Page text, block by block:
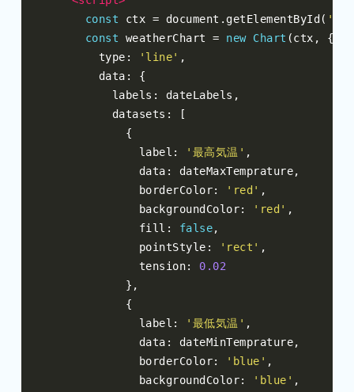
const ctx = document . getElementById (
const weatherChart = new Chart (ctx ,
{
        type
: 'line' ,
        data
:
{
          labels
: dateLabels ,
          datasets
:
[
{
              label
: '最高気温' ,
              data
: dateMaxTemprature,
              borderColor
: 'red' ,
              backgroundColor
: 'red' ,
              fill
: false,
              pointStyle
: 'rect' ,
              tension
:
0.02
},
{
              label
: '最低気温' ,
              data
: dateMinTemprature,
              borderColor
: 'blue' ,
              backgroundColor
: 'blue' ,